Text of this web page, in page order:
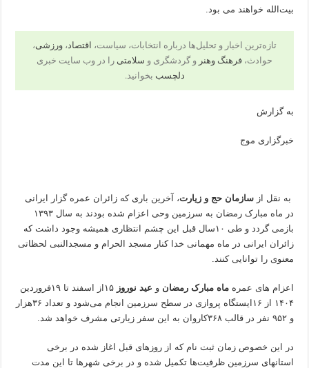
بیت‌الله خواهند می بود.
تازه‌ترین اخبار و تحلیل‌ها درباره انتخابات، سیاست، اقتصاد، ورزشی،
حوادث، فرهنگ وهنر و گردشگری و سلامتی را در وب سایت خبری
دلچسب بخوانید.
به گزارش
خبرگزاری موج
به نقل ازسازمان حج و زیارت، آخرین باری که زائران عمره گزار ایرانی
در ماه مبارک رمضان به سرزمین وحی اعزام شده بودند به سال ۱۳۹۳
بازمی گردد و طی ۱۰سال قبل این چشم انتظاری همیشه وجود داشت که
زائران ایرانی در ماه مهمانی خدا کنار مسجد الحرام و مسجدالنبی لحظاتی
معنوی را توانایی کنند.
اعزام های عمرهماه مبارک رمضان و عید نوروز
۱۵از اسفند تا ۱۹فروردین
۱۴۰۴ از ۱۶ایستگاه پروازی در سطح سرزمین انجام می‌شود و تعداد ۳۶هزار
و ۹۵۲ نفر در قالب ۳۶۸کاروان به این سفر زیارتی مشرف خواهد شد.
در این خصوص زمان ثبت نام که از روزهای قبل اغاز شده در برخی
استانهای سرزمین ظرفیت‌ها تکمیل شده و در برخی شهرها تا این مدت